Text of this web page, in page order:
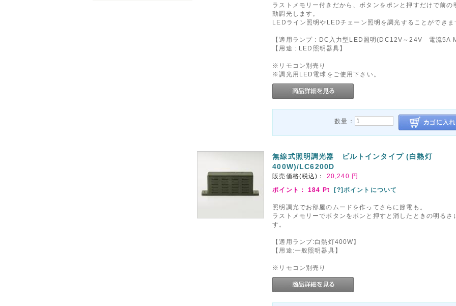
ラストメモリー付きだから、ボタンをポンと押すだけで前の
動調光します。
LEDライン照明やLEDチェーン照明を調光することができま
【適用ランプ : DC入力型LED照明(DC12V～24V 電流5A
【用途 : LED照明器具】
※リモコン別売り
※調光用LED電球をご使用下さい。
数量：
無線式照明調光器 ビルトインタイプ (白熱灯
400W)/LC6200D
販売価格(税込)： 20,240 円
ポイント：184 Pt[?]ポイントについて
照明調光でお部屋のムードを作ってさらに節電も。
ラストメモリーでボタンをポンと押すと消したときの明るさ
す。
【適用ランプ:白熱灯400W】
【用途:一般照明器具】
※リモコン別売り